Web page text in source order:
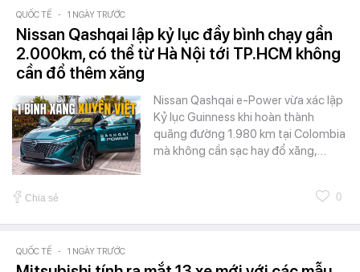
QUỐC TẾ - 1 NGÀY TRƯỚC
Nissan Qashqai lập kỷ lục đầy bình chạy gần
2.000km, có thể từ Hà Nội tới TP.HCM không
cần đổ thêm xăng
Nissan Qashqai e-Power vừa xác lập
Kỷ lục Guinness khi hoàn thành
quãng đường 1.980 km tại Colombia
mà không cần sạc hay đổ xăng,…
Chia sẻ 0
QUỐC TẾ - 1 NGÀY TRƯỚC